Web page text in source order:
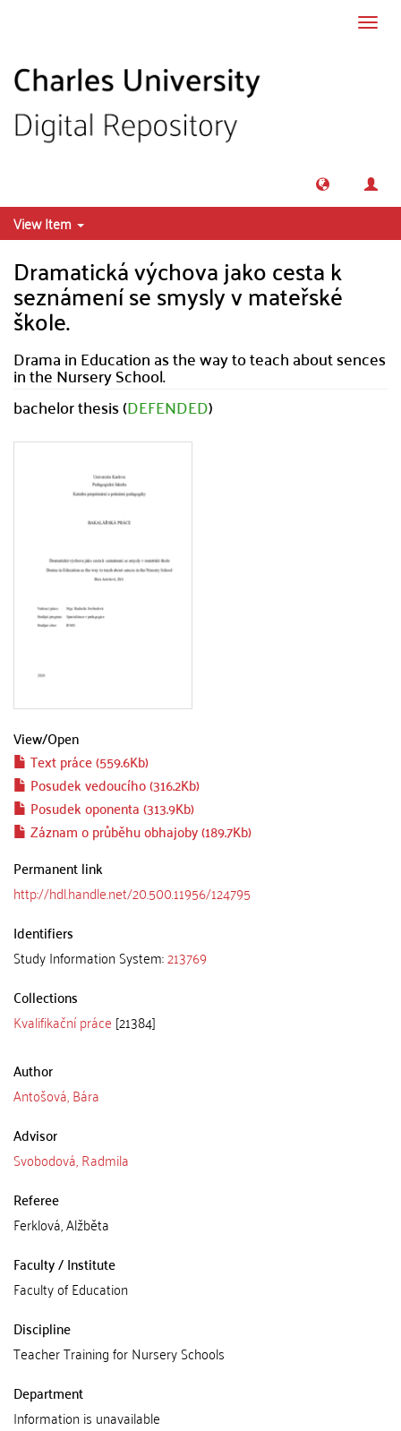
View Item
Dramatická výchova jako cesta k
seznámení se smysly v mateřské
škole.
Drama in Education as the way to teach about sences
in the Nursery School.
bachelor thesis (DEFENDED)
View/Open
Text práce (559.6Kb)
Posudek vedoucího (316.2Kb)
Posudek oponenta (313.9Kb)
Záznam o průběhu obhajoby (189.7Kb)
Permanent link
http://hdl.handle.net/20.500.11956/124795
Identifiers
Study Information System:213769
Collections
Kvalifikační práce [21384]
Author
Antošová, Bára
Advisor
Svobodová, Radmila
Referee
Ferklová, Alžběta
Faculty / Institute
Faculty of Education
Discipline
Teacher Training for Nursery Schools
Department
Information is unavailable